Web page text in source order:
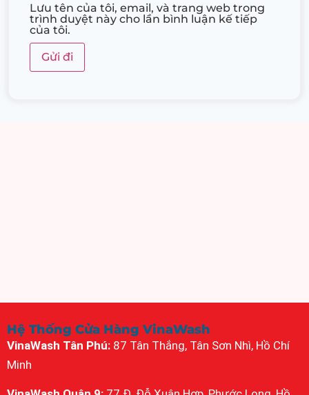
Lưu tên của tôi, email, và trang web trong
trình duyệt này cho lần bình luận kế tiếp
của tôi.
Hệ Thống Cửa Hàng VinaWash
VinaWash Tân Phú: 87 Tân Thắng, Tân Sơn Nhì, Hồ Chí
Minh